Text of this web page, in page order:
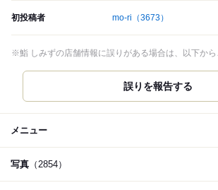
初投稿者 mo-ri （3673）
※鮨 しみずの店舗情報に誤りがある場合は、以下から
誤りを報告する
メニュー
写真 （2854）